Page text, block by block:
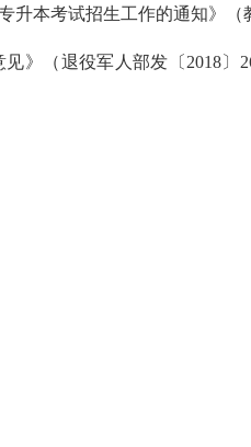
本考试招生工作的通知》（
（退役军人部发〔2018〕